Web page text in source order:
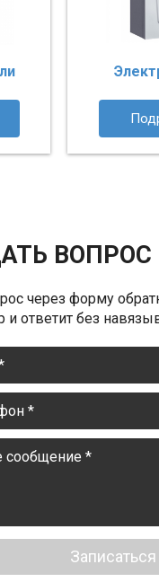
через форму
и ответит без